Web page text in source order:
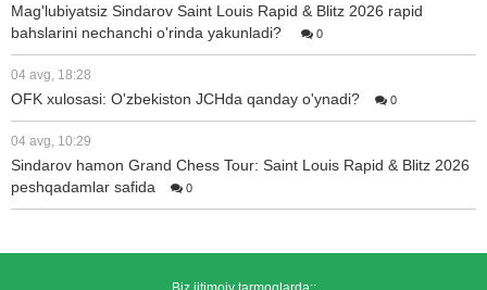
Mag'lubiyatsiz Sindarov Saint Louis Rapid & Blitz 2026 rapid
bahslarini nechanchi o'rinda yakunladi?
0
04 avg, 18:28
OFK xulosasi: O'zbekiston JCHda qanday o'ynadi? 0
04 avg, 10:29
Sindarov hamon Grand Chess Tour: Saint Louis Rapid & Blitz 2026
peshqadamlar safida
0